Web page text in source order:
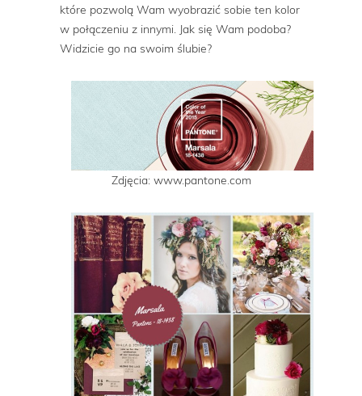
które pozwolą Wam wyobrazić sobie ten kolor
w połączeniu z innymi. Jak się Wam podoba?
Widzicie go na swoim ślubie?
Zdjęcia: www.pantone.com